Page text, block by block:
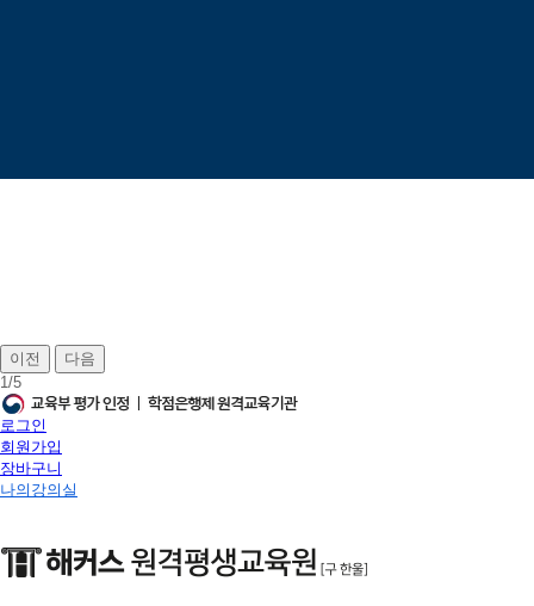
이전
다음
1/5
로그인
회원가입
장바구니
나의강의실